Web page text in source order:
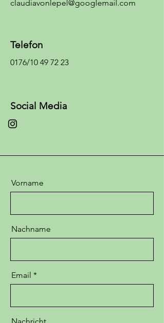
claudiavonlepel@googlemail.com
Telefon
0176/10 49 72 23
Social Media
Vorname
Nachname
Email